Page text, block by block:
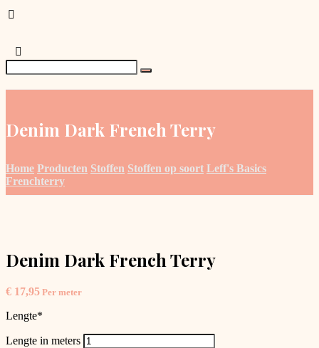
Denim Dark French Terry
Home Producten Stoffen Stoffen op soort Leff's Basics
Frenchterry
Denim Dark French Terry
€ 17,95 Per meter
Lengte*
Lengte in meters